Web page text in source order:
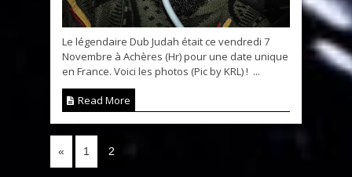
Le légendaire Dub Judah était ce vendredi 7
Novembre à Achères (Hr) pour une date unique
en France. Voici les photos (Pic by KRL) ! ...
Read More
« 1 2